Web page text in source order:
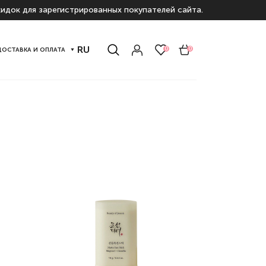
для зарегистрированных покупателей сайта.
И ОПЛАТА RU 0 0